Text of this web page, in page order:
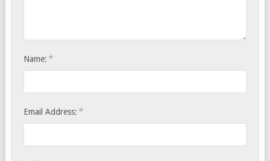
Name: *
Email Address: *